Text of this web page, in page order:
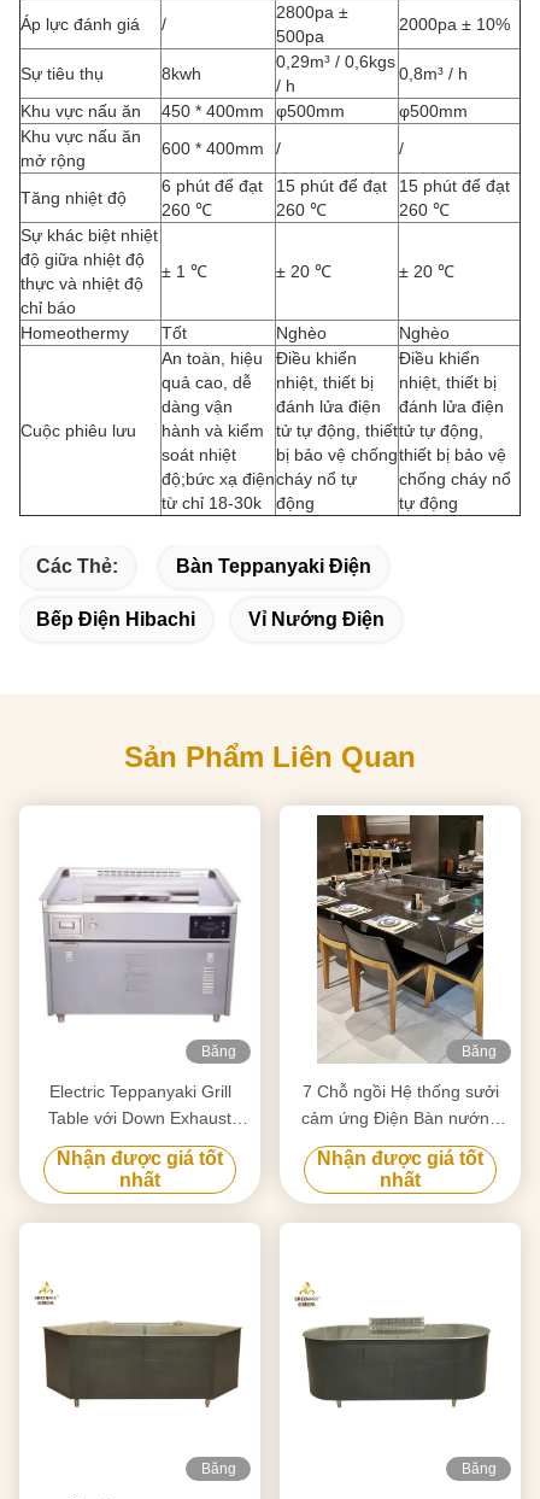
Áp lực đánh giá
/
2800pa ±
500pa
2000pa ± 10%
Sự tiêu thụ 8kwh
0,29m³ / 0,6kgs
/ h
0,8m³ / h
Khu vực nấu ăn
450 * 400mm φ500mm
φ500mm
Khu vực nấu ăn
mở rộng
600 * 400mm / /
Tăng nhiệt độ
6 phút để đạt
260 ℃
15 phút để đạt
260 ℃
15 phút để đạt
260 ℃
Sự khác biệt nhiệt
độ giữa nhiệt độ
thực và nhiệt độ
chỉ báo
± 1 ℃ ± 20 ℃ ± 20 ℃
Homeothermy Tốt Nghèo Nghèo
Cuộc phiêu lưu
An toàn, hiệu
quả cao, dễ
dàng vận
hành và kiểm
soát nhiệt
độ;bức xạ điện
từ chỉ 18-30k
Điều khiển
nhiệt, thiết bị
đánh lửa điện
tử tự động, thiết
bị bảo vệ chống
cháy nổ tự
động
Điều khiển
nhiệt, thiết bị
đánh lửa điện
tử tự động,
thiết bị bảo vệ
chống cháy nổ
tự động
Các Thẻ: Bàn Teppanyaki Điện
Bếp Điện Hibachi Vỉ Nướng Điện
Sản Phẩm Liên Quan
Băng
Electric Teppanyaki Grill
Table với Down Exhaust
1200x850mm
Nhận được giá tốt
nhất
Băng
7 Chỗ ngồi Hệ thống sưởi
cảm ứng Điện Bàn nướng
Teppanyaki Thép không gỉ
và thép hợp kim
Nhận được giá tốt
nhất
Băng
Băng